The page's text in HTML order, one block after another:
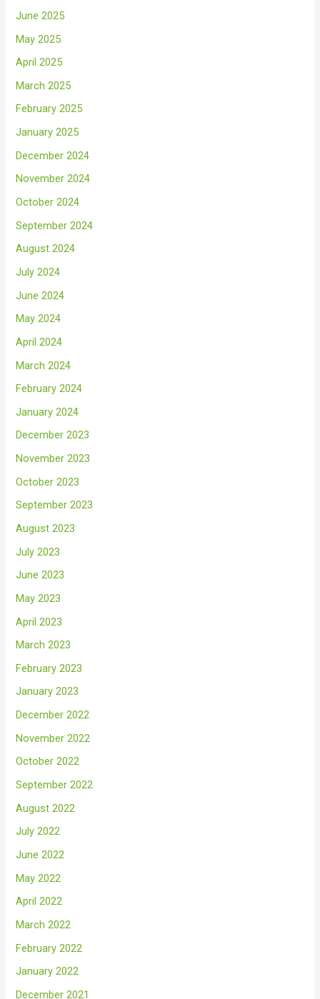
June 2025
May 2025
April 2025
March 2025
February 2025
January 2025
December 2024
November 2024
October 2024
September 2024
August 2024
July 2024
June 2024
May 2024
April 2024
March 2024
February 2024
January 2024
December 2023
November 2023
October 2023
September 2023
August 2023
July 2023
June 2023
May 2023
April 2023
March 2023
February 2023
January 2023
December 2022
November 2022
October 2022
September 2022
August 2022
July 2022
June 2022
May 2022
April 2022
March 2022
February 2022
January 2022
December 2021